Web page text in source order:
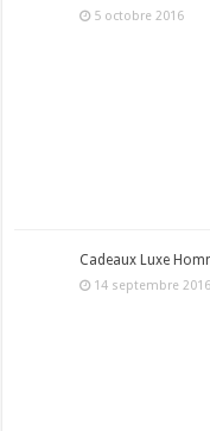
5 octobre 2016
Cadeaux Luxe
14 septembre 2016